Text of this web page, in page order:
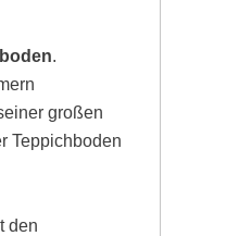
.
großen
Teppichboden
den